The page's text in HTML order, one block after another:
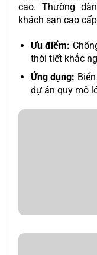
cao. Thường
khách sạn cao
Ưu điểm:
thời tiết khắc
Ứng dụng:
dự án quy mô